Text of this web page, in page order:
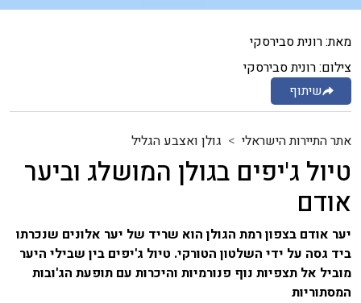
מאת: רונית סבירסקי
צילום: רונית סבירסקי
שיתוף
אתר התיירות הישראלי גולן ואצבע הגליל
טיול ג'יפים בגולן המושלג וביער
אודם
יער אודם בצפון רמת הגולן הוא שריד של יער אלונים שנכרתו
ביד גסה על ידי השלטון הטורקי. טיול ג'יפים בין שבילי היער
מוביל אל תצפיות נוף פנורמיות והיכרות עם תופעת הג'ובות
המסתוריות